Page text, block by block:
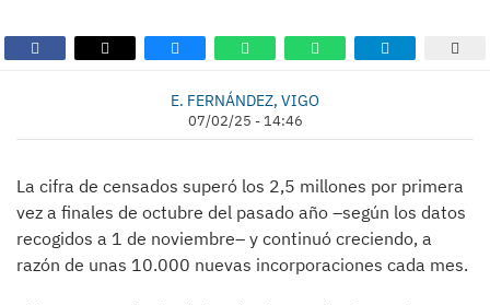
E. FERNÁNDEZ, VIGO
07/02/25 - 14:46
La cifra de censados superó los 2,5 millones por primera
vez a finales de octubre del pasado año –según los datos
recogidos a 1 de noviembre– y continuó creciendo, a
razón de unas 10.000 nuevas incorporaciones cada mes.